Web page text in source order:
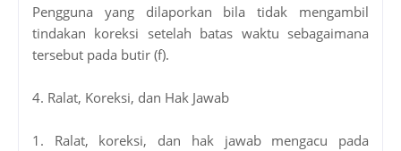
Pengguna yang dilaporkan bila tidak mengambil
tindakan koreksi setelah batas waktu sebagaimana
tersebut pada butir (f).
4. Ralat, Koreksi, dan Hak Jawab
1. Ralat, koreksi, dan hak jawab mengacu pada